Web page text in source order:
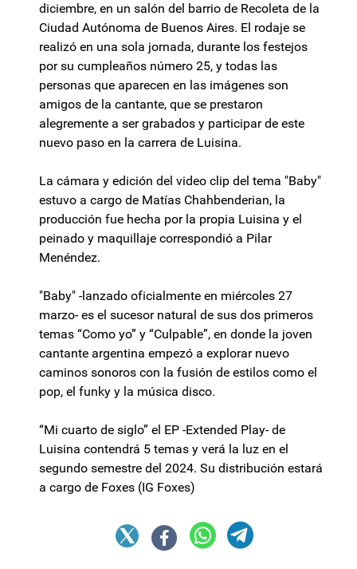
diciembre, en un salón del barrio de Recoleta de la
Ciudad Autónoma de Buenos Aires. El rodaje se
realizó en una sola jornada, durante los festejos
por su cumpleaños número 25, y todas las
personas que aparecen en las imágenes son
amigos de la cantante, que se prestaron
alegremente a ser grabados y participar de este
nuevo paso en la carrera de Luisina.
La cámara y edición del video clip del tema "Baby"
estuvo a cargo de Matías Chahbenderian, la
producción fue hecha por la propia Luisina y el
peinado y maquillaje correspondió a Pilar
Menéndez.
"Baby" -lanzado oficialmente en miércoles 27
marzo- es el sucesor natural de sus dos primeros
temas “Como yo” y “Culpable”, en donde la joven
cantante argentina empezó a explorar nuevo
caminos sonoros con la fusión de estilos como el
pop, el funky y la música disco.
“Mi cuarto de siglo” el EP -Extended Play- de
Luisina contendrá 5 temas y verá la luz en el
segundo semestre del 2024. Su distribución estará
a cargo de Foxes (IG Foxes)